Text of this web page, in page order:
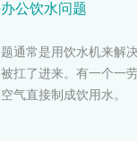
公饮水问题
通常是用饮水机来解
扛了进来。有一个一
气直接制成饮用水。